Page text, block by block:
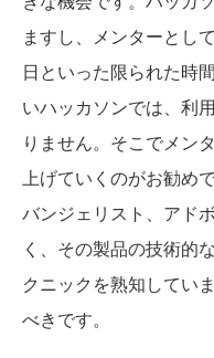
ますし、メンターとし
日といった限られた時
いハッカソンでは、利
りません。そこでメン
上げていくのがお勧め
バンジェリスト、アド
く、その製品の技術的
クニックを熟知してい
べきです。